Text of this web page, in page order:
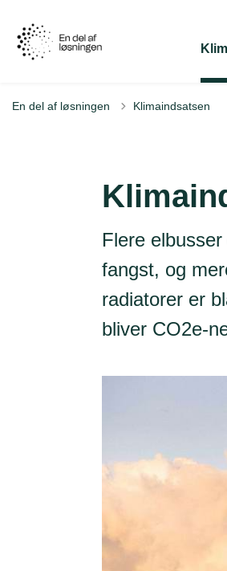
En del af løsningen Klimaindsatsen
Flere
fangst, og
radiatorer er
bliver CO2e-